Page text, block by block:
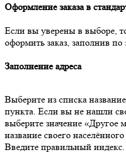
Оформление заказа в
Если вы уверены в выборе,
оформить заказ, заполнив
Заполнение адреса
Выберите из списка
пункта. Если вы не нашли
выберите значение «Другое
название своего
Введите правильный индекс.